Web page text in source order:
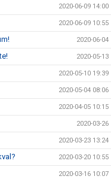
2020-06-09 14:00
2020-06-09 10:55
2020-06-04
2020-05-13
2020-05-10 19:39
2020-05-04 08:06
2020-04-05 10:15
2020-03-26
2020-03-23 13:24
2020-03-20 10:55
2020-03-16 10:07